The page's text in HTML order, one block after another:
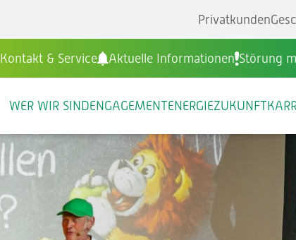
Privatkunden
Kontakt & Service Aktuelle Informationen Störung
WER WIR SINDENGAGEMENTENERGIEZUKUNFT